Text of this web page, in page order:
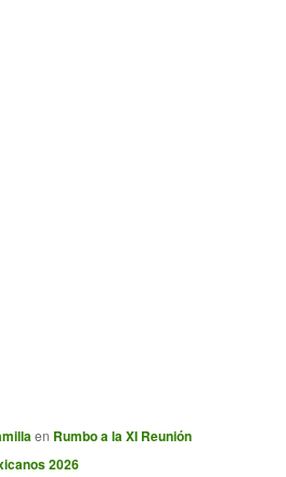
en Rumbo a la XI Reunión
2026